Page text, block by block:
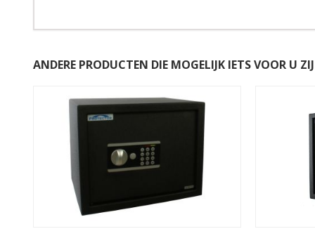
ANDERE PRODUCTEN DIE MOGELIJK IETS VOOR U